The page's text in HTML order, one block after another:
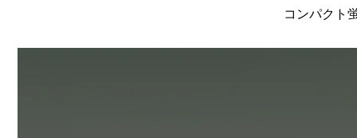
コンパクト